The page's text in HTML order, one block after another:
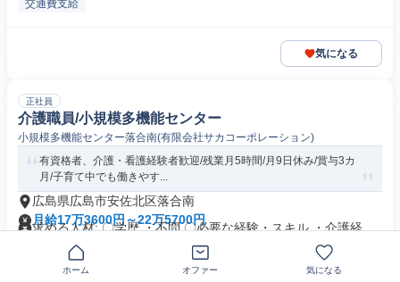
交通費支給
気になる
正社員
介護職員/小規模多機能センター
小規模多機能センター落合南(有限会社サカコーポレーション)
有資格者、介護・看護経験者歓迎/残業月5時間/月9日休み/賞与3カ
月/子育て中でも働きやす...
広島県広島市安佐北区落合南
月給17万3600円～22万5700円
求める人材: 〇学歴 ・不問 〇必要な経験・スキル ・介護経
験、看護経験ある方歓迎 ...
交通費支給ホーム オファー 気になる